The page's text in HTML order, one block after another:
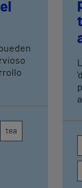
tea